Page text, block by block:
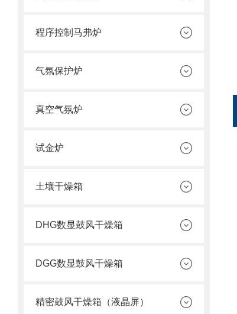
程序控制马弗炉
气氛保护炉
真空气氛炉
试金炉
土壤干燥箱
DHG数显鼓风干燥箱
DGG数显鼓风干燥箱
精密鼓风干燥箱（液晶屏）